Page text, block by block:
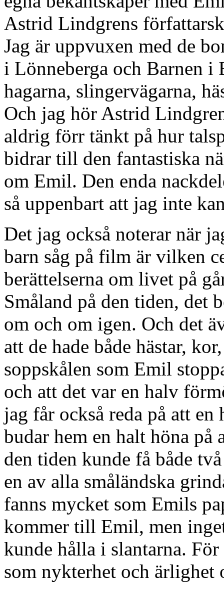
Astrid Lindgrens
Jag är uppvuxen med de
i Lönneberga och Barnen i
hagarna, slingervägarna,
Och jag hör Astrid
aldrig förr tänkt på hur
bidrar till den fantastiska
om Emil. Den enda
så uppenbart att jag inte
Det jag också noterar när
barn såg på film är vilken
berättelserna om livet på
Småland på den tiden, det
om och om igen. Och det
att de hade både hästar,
soppskålen som Emil
och att det var en halv
jag får också reda på att
budar hem en halt höna
den tiden kunde få både
en av alla småländska
fanns mycket som Emils
kommer till Emil, men
kunde hålla i slantarna.
som nykterhet och ärlighet